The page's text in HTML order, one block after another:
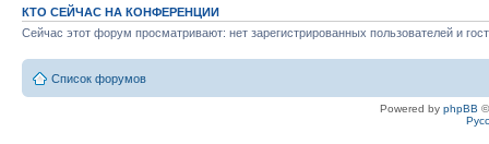
КТО СЕЙЧАС НА КОНФЕРЕНЦИИ
Сейчас этот форум просматривают: нет зарегистрированных пользователей и
Список форумов
Powered by phpBB